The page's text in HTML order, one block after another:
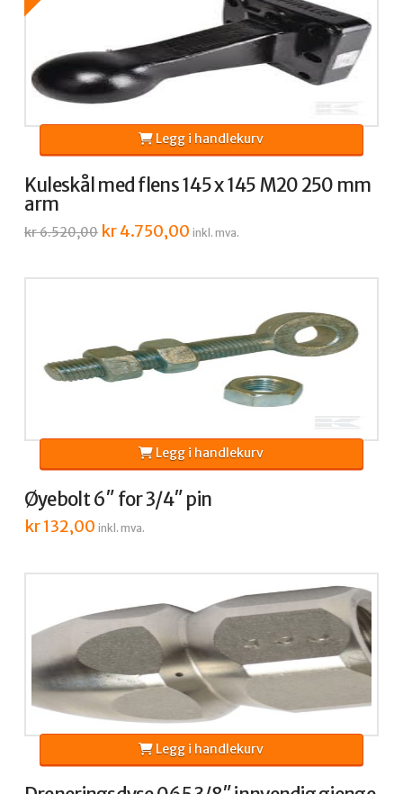
Kuleskål med flens 145 x 145 M20 250 mm
arm
kr6.520,00 Opprinnelig
pris
kr4.750,00Nåværende
pris
inkl. mva.
Legg i handlekurv
Øyebolt 6″ for 3/4″ pin
kr132,00 inkl. mva.
Legg i handlekurv
Legg i handlekurv